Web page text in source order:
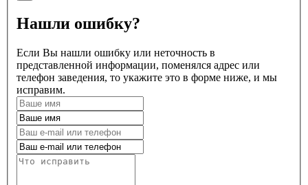
Нашли ошибку?
Если Вы нашли ошибку или неточность в
представленной информации, поменялся адрес или
телефон заведения, то укажите это в форме ниже, и мы
исправим.